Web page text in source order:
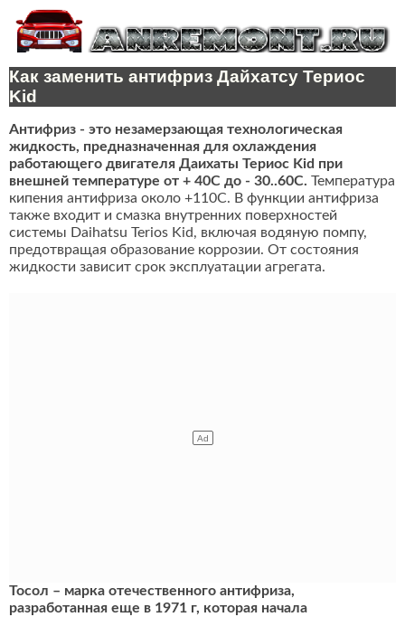
Как заменить антифриз Дайхатсу Териос
Kid
Антифриз - это незамерзающая технологическая
жидкость, предназначенная для охлаждения
работающего двигателя Даихаты Териос Kid при
внешней температуре от + 40C до - 30..60C. Температура
кипения антифриза около +110С. В функции антифриза
также входит и смазка внутренних поверхностей
системы Daihatsu Terios Kid, включая водяную помпу,
предотвращая образование коррозии. От состояния
жидкости зависит срок эксплуатации агрегата.
Тосол – марка отечественного антифриза,
разработанная еще в 1971 г, которая начала